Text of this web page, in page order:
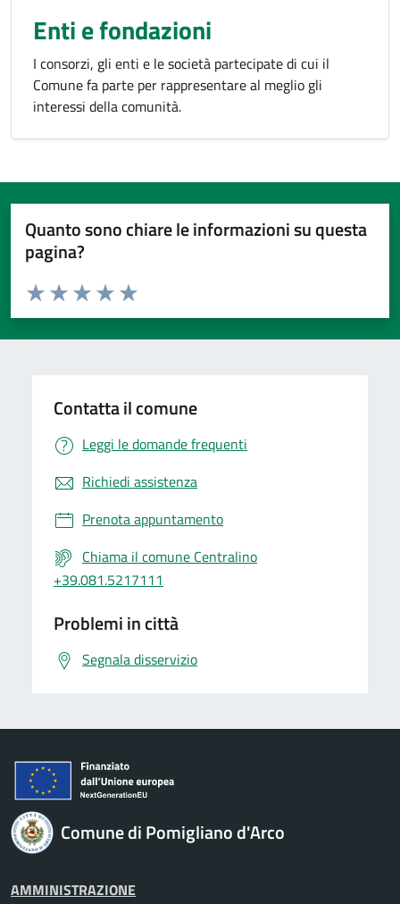
Enti e fondazioni
I consorzi, gli enti e le società partecipate di cui il
Comune fa parte per rappresentare al meglio gli
interessi della comunità.
Quanto sono chiare le informazioni su questa
pagina?
Valuta da 1 a 5 stelle la pagina
Valuta 5 stelle su 5
Valuta 4 stelle su 5
Valuta 3 stelle su 5
Valuta 2 stelle su 5
Valuta 1 stelle su 5
Contatta il comune
Leggi le domande frequenti
Richiedi assistenza
Prenota appuntamento
Chiama il comune Centralino
+39.081.5217111
Problemi in città
Segnala disservizio
Comune di Pomigliano d'Arco
AMMINISTRAZIONE